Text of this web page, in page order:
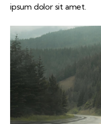
ipsum dolor sit amet.